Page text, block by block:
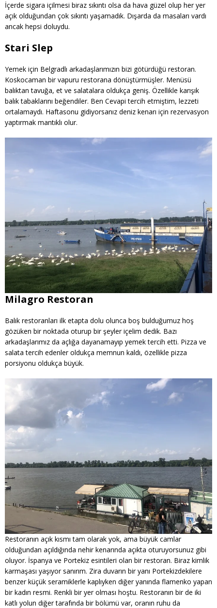
İçerde sigara içilmesi biraz sıkıntı olsa da hava güzel olup her yer
açık olduğundan çok sıkıntı yaşamadık. Dışarda da masaları vardı
ancak hepsi doluydu.
Stari Slep
Yemek için Belgradlı arkadaşlarımızın bizi götürdüğü restoran.
Koskocaman bir vapuru restorana dönüştürmüşler. Menüsü
balıktan tavuğa, et ve salatalara oldukça geniş. Özellikle karışık
balık tabaklarını beğendiler. Ben Cevapi tercih etmiştim, lezzeti
ortalamaydı. Haftasonu gidiyorsanız deniz kenarı için rezervasyon
yaptırmak mantıklı olur.
Milagro Restoran
Balık restoranları ilk etapta dolu olunca boş bulduğumuz hoş
gözüken bir noktada oturup bir şeyler içelim dedik. Bazı
arkadaşlarımız da açlığa dayanamayıp yemek tercih etti. Pizza ve
salata tercih edenler oldukça memnun kaldı, özellikle pizza
porsiyonu oldukça büyük.
Restoranın açık kısmı tam olarak yok, ama büyük camlar
olduğundan açıldığında nehir kenarında açıkta oturuyorsunuz gibi
oluyor. İspanya ve Portekiz esintileri olan bir restoran. Biraz kimlik
karmaşası yaşıyor sanırım. Zira duvarın bir yanı Portekizdekilere
benzer küçük seramiklerle kaplıyken diğer yanında flamenko yapan
bir kadın resmi. Renkli bir yer olması hoştu. Restoranın bir de iki
katlı yolun diğer tarafında bir bölümü var, oranın ruhu da